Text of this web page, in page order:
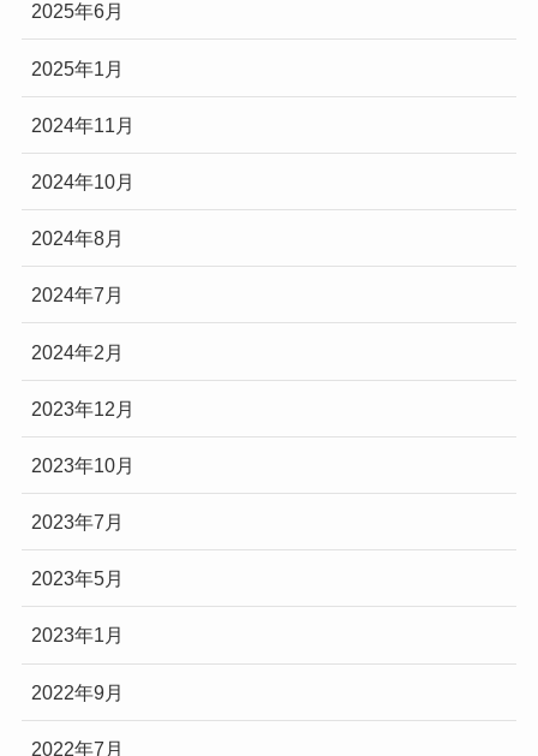
2025年6月
2025年1月
2024年11月
2024年10月
2024年8月
2024年7月
2024年2月
2023年12月
2023年10月
2023年7月
2023年5月
2023年1月
2022年9月
2022年7月